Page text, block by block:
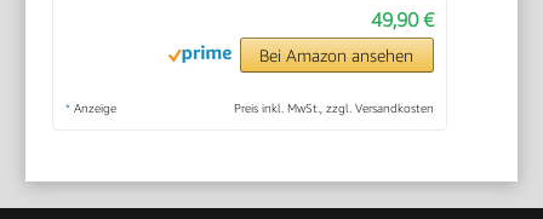
49,90 €
Bei Amazon ansehen
* Anzeige Preis inkl. MwSt., zzgl. Versandkosten